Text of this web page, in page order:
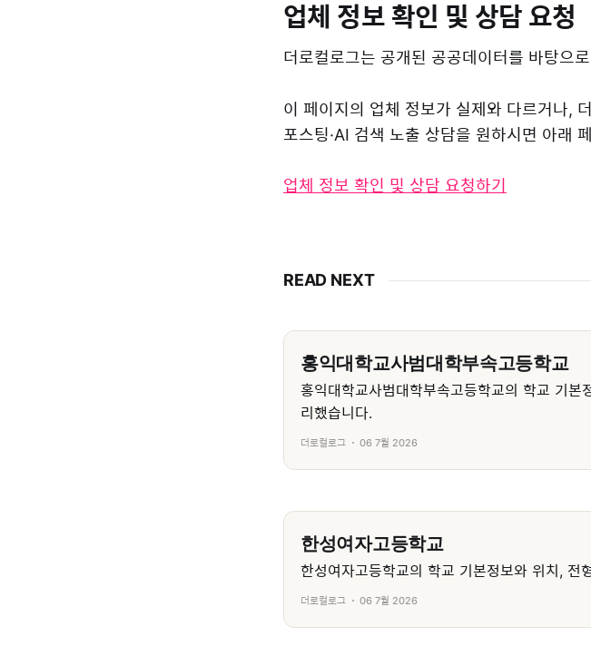
업체 정보 확인 및 상담 요청
더로컬로그는 공개된 공공데이터를 바탕으
이 페이지의 업체 정보가 실제와 다르거나,
포스팅·AI 검색 노출 상담을 원하시면 아래
업체 정보 확인 및 상담 요청하기
READ NEXT
홍익대학교사범대학부속고등학교
홍익대학교사범대학부속고등학교의 학교 기본
리했습니다.
더로컬로그 06 7월 2026
한성여자고등학교
한성여자고등학교의 학교 기본정보와 위치, 전
더로컬로그 06 7월 2026